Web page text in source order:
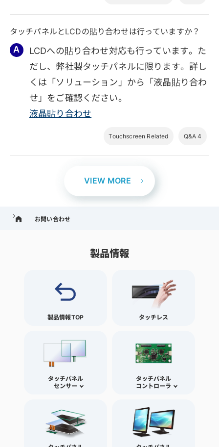
タッチパネルとLCDの貼り合わせは行っていますか？
LCDへの貼り合わせ対応も行っています。た
だし、弊社製タッチパネルに限ります。詳し
くは「ソリューション」から「液晶貼り合わ
せ」をご確認ください。
液晶貼り合わせ
Touchscreen Related Q&A 4
VIEW MORE
お問い合わせ
製品情報
製品情報TOP タッチレス
タッチパネル
センサー
タッチパネル
コントローラ